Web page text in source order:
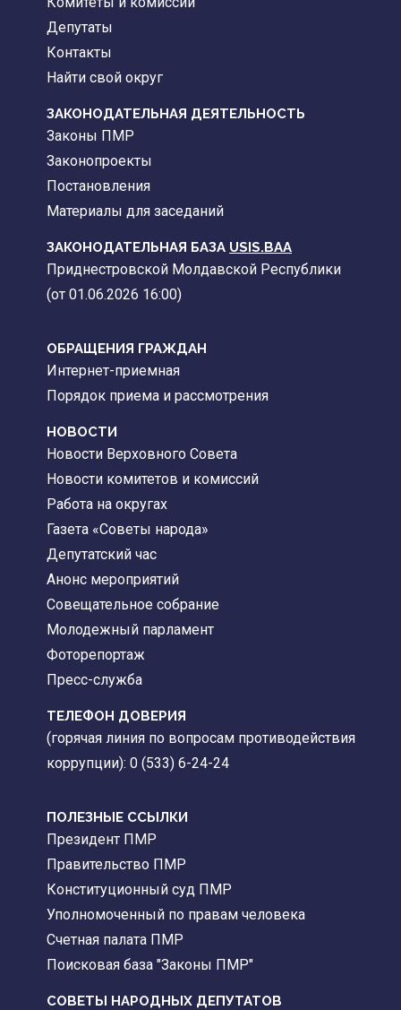
Депутаты
Контакты
Найти свой округ
ЗАКОНОДАТЕЛЬНАЯ ДЕЯТЕЛЬНОСТЬ
Законы ПМР
Законопроекты
Постановления
Материалы для заседаний
ЗАКОНОДАТЕЛЬНАЯ БАЗА USIS.BAA
Приднестровской Молдавской Республики
(от 01.06.2026 16:00)
ОБРАЩЕНИЯ ГРАЖДАН
Интернет-приемная
Порядок приема и рассмотрения
НОВОСТИ
Новости Верховного Совета
Новости комитетов и комиссий
Работа на округах
Газета «Советы народа»
Депутатский час
Анонс мероприятий
Совещательное собрание
Молодежный парламент
Фоторепортаж
Пресс-служба
ТЕЛЕФОН ДОВЕРИЯ
(горячая линия по вопросам противодействия
коррупции): 0 (533) 6-24-24
ПОЛЕЗНЫЕ ССЫЛКИ
Президент ПМР
Правительство ПМР
Конституционный суд ПМР
Уполномоченный по правам человека
Счетная палата ПМР
Поисковая база "Законы ПМР"
СОВЕТЫ НАРОДНЫХ ДЕПУТАТОВ